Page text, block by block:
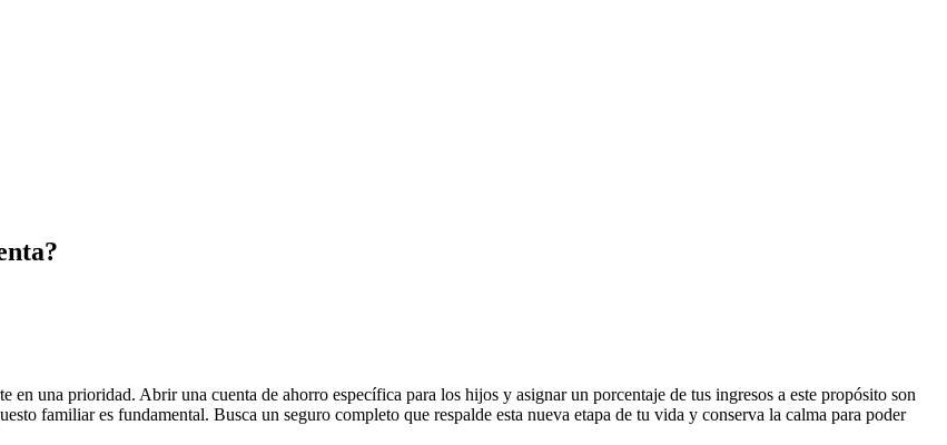
una prioridad. Abrir una cuenta de ahorro específica para los hijos y asignar un porcentaje de tus ingresos a este propósito son
familiar es fundamental. Busca un seguro completo que respalde esta nueva etapa de tu vida y conserva la calma para poder